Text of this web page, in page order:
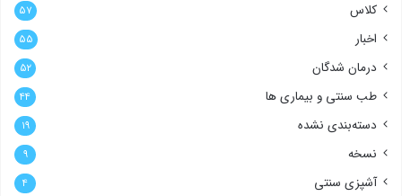
کلاس ۵۷
اخبار ۵۵
درمان شدگان ۵۲
طب سنتی و بیماری ها ۴۴
دسته‌بندی نشده ۱۹
نسخه ۹
آشپزی سنتی ۴